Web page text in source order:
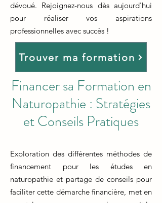
dévoué. Rejoignez-nous dès aujourd'hui
pour réaliser vos aspirations
professionnelles avec succès !
Trouver ma formation
Financer sa Formation en
Naturopathie : Stratégies
et Conseils Pratiques
Exploration des différentes méthodes de
financement pour les études en
naturopathie et partage de conseils pour
faciliter cette démarche financière, met en
avant les moyens pour rendre accessible